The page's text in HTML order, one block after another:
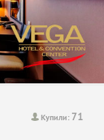
Купили: 71